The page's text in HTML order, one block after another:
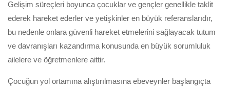
Gelişim süreçleri boyunca çocuklar ve gençler genellikle taklit
ederek hareket ederler ve yetişkinler en büyük referanslarıdır,
bu nedenle onlara güvenli hareket etmelerini sağlayacak tutum
ve davranışları kazandırma konusunda en büyük sorumluluk
ailelere ve öğretmenlere aittir.
Çocuğun yol ortamına alıştırılmasına ebeveynler başlangıçta